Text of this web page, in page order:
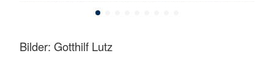
Bilder: Gotthilf Lutz